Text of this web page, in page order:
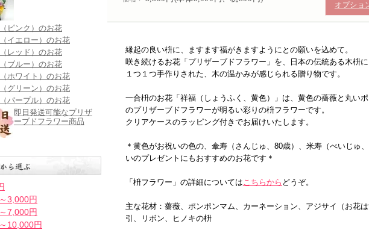
ピンク）のお花
イエロー）のお花
レッド）のお花
ブルー）のお花
ホワイト）のお花
グリーン）のお花
パープル）のお花
即日発送可能なプリザ
ーブドフラワー商品
3,000円
7,000円
10,000円
オプショ
縁起の良い枡に、ますます福がきますようにとの願いを込めて。
咲き続けるお花「プリザーブドフラワー」を、日本の伝統ある木枡
１つ１つ手作りされた、木の温かみが感じられる贈り物です。
一合枡のお花「祥福（しょうふく、黄色）」は、黄色の薔薇と丸い
のプリザーブドフラワーが明るい彩りの枡フラワーです。
クリアケースのラッピング付きでお届けいたします。
＊黄色がお祝いの色の、傘寿（さんじゅ、80歳）、米寿（べいじゅ
いのプレゼントにもおすすめのお花です＊
「枡フラワー」の詳細についてはこちらから どうぞ。
主な花材：薔薇、ポンポンマム、カーネーション、アジサイ（お花
引、リボン、ヒノキの枡